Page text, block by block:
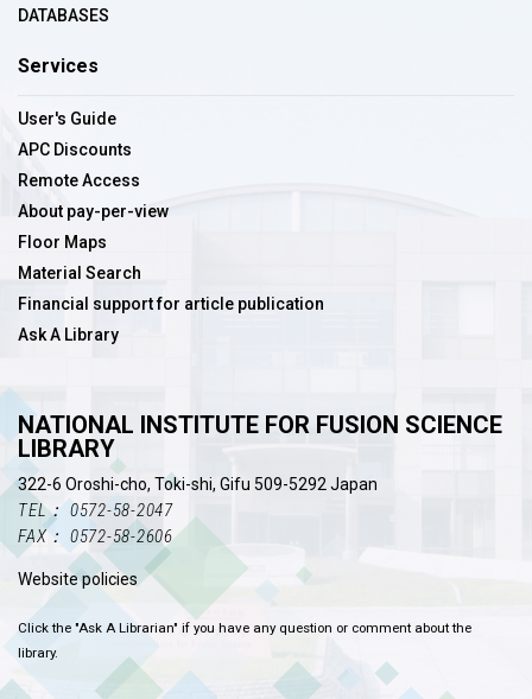
DATABASES
Services
User's Guide
APC Discounts
Remote Access
About pay-per-view
Floor Maps
Material Search
Financial support for article publication
Ask A Library
NATIONAL INSTITUTE FOR FUSION SCIENCE
LIBRARY
322-6 Oroshi-cho, Toki-shi, Gifu 509-5292 Japan
TEL： 0572-58-2047
FAX： 0572-58-2606
Website policies
Click the "Ask A Librarian" if you have any question or comment about the
library.